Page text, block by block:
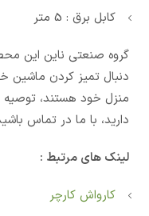
کابل برق : 5 متر
گروه صنعتی ناین این
دنبال تمیز کردن ماشین
منزل خود هستند،
دارید، با ما در تماس
لینک های مرتبط :
کارواش کارچر